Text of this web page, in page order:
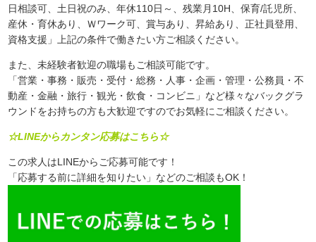
日相談可、土日祝のみ、年休110日～、残業月10H、保育/託児所、
産休・育休あり、Ｗワーク可、賞与あり、昇給あり、正社員登用、
資格支援」上記の条件で働きたい方ご相談ください。
また、未経験者歓迎の職場もご相談可能です。
「営業・事務・販売・受付・総務・人事・企画・管理・公務員・不
動産・金融・旅行・観光・飲食・コンビニ」など様々なバックグラ
ウンドをお持ちの方も大歓迎ですのでお気軽にご相談ください。
☆LINEからカンタン応募はこちら☆
この求人はLINEからご応募可能です！
「応募する前に詳細を知りたい」などのご相談もOK！